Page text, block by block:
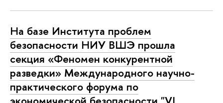
На базе Института проблем
безопасности НИУ ВШЭ прошла
секция «Феномен конкурентной
разведки» Международного научно-
практического форума по